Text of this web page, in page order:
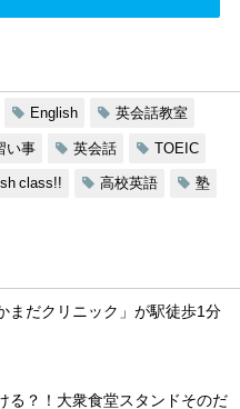
English 英会話教室
い事 英会話 TOEIC
class!! 高校英語 塾
まだクリニック」が駅徒歩1分
る？！大衆食堂スタンドそのだ